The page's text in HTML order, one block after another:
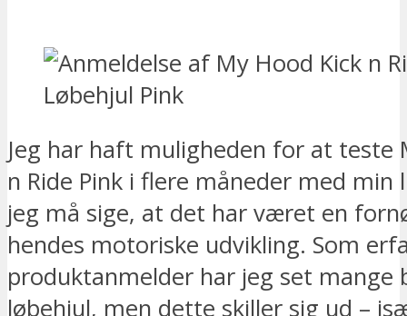
Jeg har haft muligheden for at teste
n Ride Pink i flere måneder med min
jeg må sige, at det har været en
hendes motoriske udvikling. Som
produktanmelder har jeg set mange
løbehjul, men dette skiller sig ud –